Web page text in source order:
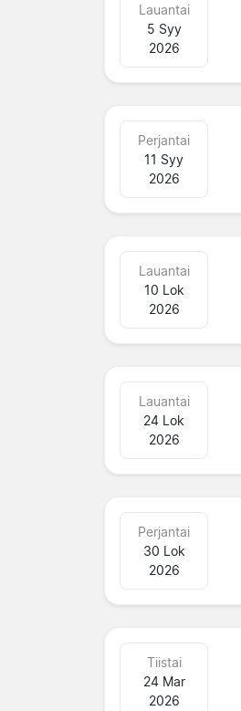
Lauantai
5 Syy
2026
Perjantai
11 Syy
2026
Lauantai
10 Lok
2026
Lauantai
24 Lok
2026
Perjantai
30 Lok
2026
Tiistai
24 Mar
2026